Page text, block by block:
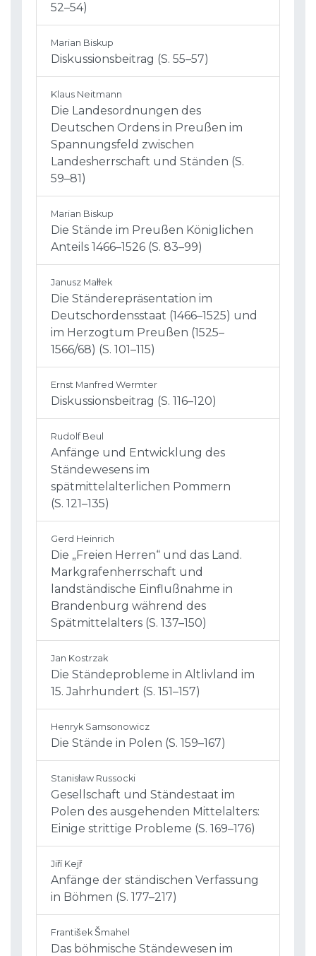
52–54)
Marian Biskup
Diskussionsbeitrag (S. 55–57)
Klaus Neitmann
Die Landesordnungen des
Deutschen Ordens in Preußen im
Spannungsfeld zwischen
Landesherrschaft und Ständen (S.
59–81)
Marian Biskup
Die Stände im Preußen Königlichen
Anteils 1466–1526 (S. 83–99)
Janusz Małłek
Die Ständerepräsentation im
Deutschordensstaat (1466–1525) und
im Herzogtum Preußen (1525–
1566/68) (S. 101–115)
Ernst Manfred Wermter
Diskussionsbeitrag (S. 116–120)
Rudolf Beul
Anfänge und Entwicklung des
Ständewesens im
spätmittelalterlichen Pommern
(S. 121–135)
Gerd Heinrich
Die „Freien Herren“ und das Land.
Markgrafenherrschaft und
landständische Einflußnahme in
Brandenburg während des
Spätmittelalters (S. 137–150)
Jan Kostrzak
Die Ständeprobleme in Altlivland im
15. Jahrhundert (S. 151–157)
Henryk Samsonowicz
Die Stände in Polen (S. 159–167)
Stanisław Russocki
Gesellschaft und Ständestaat im
Polen des ausgehenden Mittelalters:
Einige strittige Probleme (S. 169–176)
Jiří Kejř
Anfänge der ständischen Verfassung
in Böhmen (S. 177–217)
František Šmahel
Das böhmische Ständewesen im